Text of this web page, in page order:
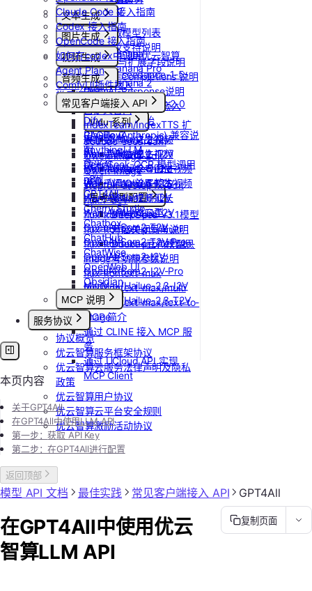
认证鉴权
错误码
文本生成
如何获取模型列表
模型协议支持说明
API支持与扩展字段说明
OpenAI-Completions 说明
OpenAI-Response说明
Embeddings 向量嵌入
Gemini 快速开始
Claude (Anthropic) 兼容说
明
DeepSeek-OCR 模型调用
示例
思考模型配置
DeepSeek V3.1模型
开启关闭思考说明
Doubao豆包模型思
考功能参数说明
图片生成
Nano Banana
Nano Banana Pro
Nano Banana 2
gpt-image-1
gpt-image-1.5
gpt-image-2
doubao-seedream
Qwen-Image-Edit
Qwen-Image
stepfun-ai/step1x-edit
flux.1-dev
flux-kontext-pro
flux-kontext-pro/multi
flux-kontext-pro/text-to-
image
flux-kontext-max
flux-kontext-max/multi
flux-kontext-max/text-to-
image
视频生成
doubao-seedance-1-5-
pro
doubao-seedance-2-0
Vidu 系列
Vidu/文生视频
Vidu/图生视频
Vidu/参考图生视频
Vidu/首尾帧生视频
Vidu/视频延长
Vidu/对口型
Wan-AI/Wan2.2-I2V
Wan-AI/Wan2.2-T2V
Wan-AI/Wan2.5-I2V
Wan-AI/Wan2.5-T2V
Wan-AI/Wan2.6-I2V
Wan-AI/Wan2.6-T2V
OpenAI/Sora2-T2V
OpenAI/Sora2-T2V-Pro
OpenAI/Sora2-I2V
OpenAI/Sora2-I2V-Pro
MiniMax/Hailuo-2.3-I2V
MiniMax/Hailuo-2.3-T2V
音频生成
IndexTTS
自定义音色
IndexTeam/IndexTTS 扩
展参数
suno音乐生成
MiniMax/speech-hd
通义千问 Qwen-TTS
常见问题答疑
Claude Code 接入指南
Codex 接入指南
OpenCode 接入指南
如何在codex中调用优云智算
Agent Plan
ComfyUI插件接入
常见客户端接入 API
Dify
RAGFlow
AnythingLLM
纳米AI
n8n
GPT4All
Cherry Studio
Chatbox
ChatHub
ChatWise
OpenWeb UI
Obsidian
MCP 说明
MCP 简介
通过 CLINE 接入 MCP 服
务
通过 UCloud API 实现
MCP Client
服务协议
协议概览
优云智算服务框架协议
优云智算云服务法律声明及隐私
政策
优云智算用户协议
优云智算云平台安全规则
优云智算激励活动协议
本页内容
关于GPT4All
在GPT4All中使用LLM API
第一步：获取 API Key
第二步：在GPT4All进行配置
返回顶部
模型 API 文档 最佳实践 常见客户端接入 API GPT4All
复制页面
在GPT4All中使用优云
智算LLM API